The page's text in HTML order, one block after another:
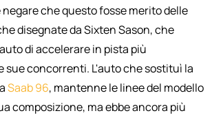
negare che questo fosse merito delle
disegnate da Sixten Sason, che
di accelerare in pista più
sue concorrenti. L'auto che sostituì la
Saab96, mantenne le linee del modello
composizione, ma ebbe ancora più